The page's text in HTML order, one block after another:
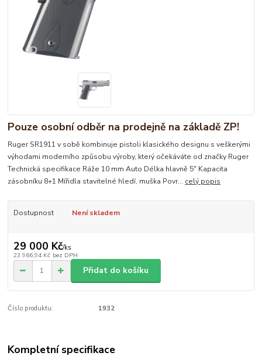
Pouze osobní odběr na prodejně na základě ZP!
Ruger SR1911 v sobě kombinuje pistoli klasického designu s veškerými
výhodami moderního způsobu výroby, který očekáváte od značky Ruger
Technická specifikace Ráže 10 mm Auto Délka hlavně 5" Kapacita
zásobníku 8+1 Mířidla stavitelné hledí, muška Povr... celý popis
Dostupnost Není skladem
29 000 Kč/ks
23 966,94 Kč bez DPH
Přidat do košíku
Číslo produktu: 1932
Kompletní specifikace